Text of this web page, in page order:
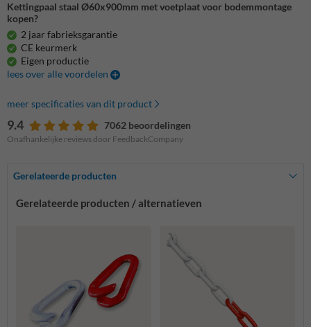
Kettingpaal staal Ø60x900mm met voetplaat voor bodemmontage
kopen?
2 jaar fabrieksgarantie
CE keurmerk
Eigen productie
lees over alle voordelen
meer specificaties van dit product
9.4 7062 beoordelingen
Onafhankelijke reviews door FeedbackCompany
Gerelateerde producten
Gerelateerde producten / alternatieven